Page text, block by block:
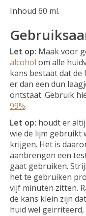
Inhoud 60 ml.
Let op: Maak voor
alcohol om alle
kans bestaat dat de
er dan een dun
ontstaat. Gebruik
99%.
Let op: houdt er
wie de lijm gebruikt
krijgen. Het is
aanbrengen een
gaat gebruiken.
het te gebruiken
vijf minuten zitten.
de kans klein zijn
huid wel